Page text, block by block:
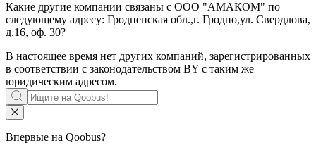
Какие другие компании связаны с ООО "АМАКОМ" по
следующему адресу: Гродненская обл.,г. Гродно,ул. Свердлова,
д.16, оф. 30?
В настоящее время нет других компаний, зарегистрированных
в соответствии с законодательством BY с таким же
юридическим адресом.
Впервые на Qoobus?